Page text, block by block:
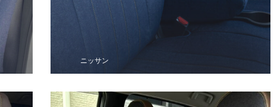
ニッサン